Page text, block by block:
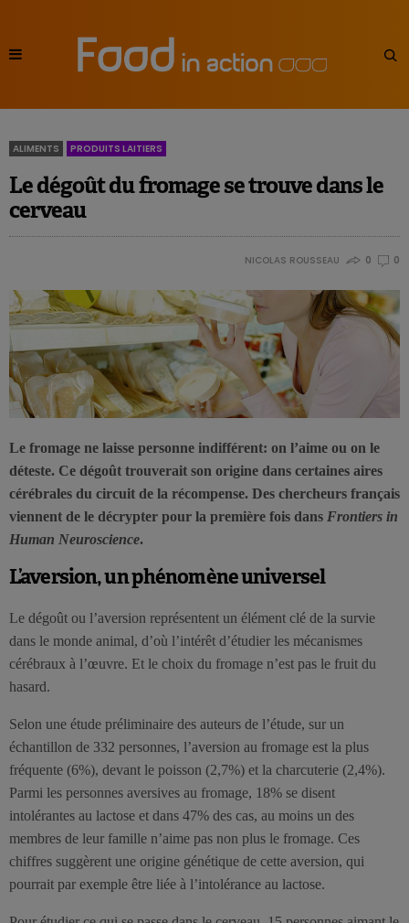
ALIMENTS PRODUITS LAITIERS
Le dégoût du fromage se trouve dans le
cerveau
NICOLAS ROUSSEAU 0 0
Le fromage ne laisse personne indifférent: on l’aime ou on le
déteste. Ce dégoût trouverait son origine dans certaines aires
cérébrales du circuit de la récompense. Des chercheurs français
viennent de le décrypter pour la première fois dans Frontiers in
Human Neuroscience.
L’aversion, un phénomène universel
Le dégoût ou l’aversion représentent un élément clé de la survie
dans le monde animal, d’où l’intérêt d’étudier les mécanismes
cérébraux à l’œuvre. Et le choix du fromage n’est pas le fruit du
hasard.
Selon une étude préliminaire des auteurs de l’étude, sur un
échantillon de 332 personnes, l’aversion au fromage est la plus
fréquente (6%), devant le poisson (2,7%) et la charcuterie (2,4%).
Parmi les personnes aversives au fromage, 18% se disent
intolérantes au lactose et dans 47% des cas, au moins un des
membres de leur famille n’aime pas non plus le fromage. Ces
chiffres suggèrent une origine génétique de cette aversion, qui
pourrait par exemple être liée à l’intolérance au lactose.